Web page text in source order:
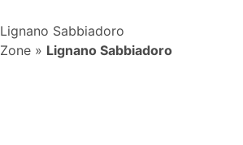
Lignano Sabbiadoro
Zone » Lignano Sabbiadoro